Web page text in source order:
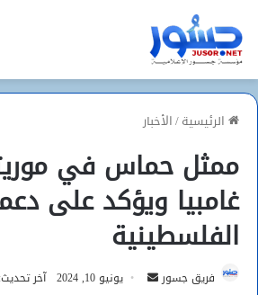
الرئيسية/الأخبار
ممثل حماس في
غامبيا ويؤكد على
الفلسطينية
فريق جسور
أرسل يونيو 10, 2024 آخر تحديث: